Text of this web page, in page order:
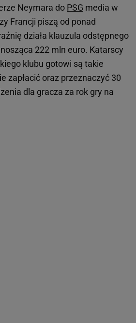
Neymara do PSG media w
Francji piszą od ponad
działa klauzula odstępnego
222 mln euro. Katarscy
klubu gotowi są takie
zapłacić oraz przeznaczyć 30
dla gracza za rok gry na